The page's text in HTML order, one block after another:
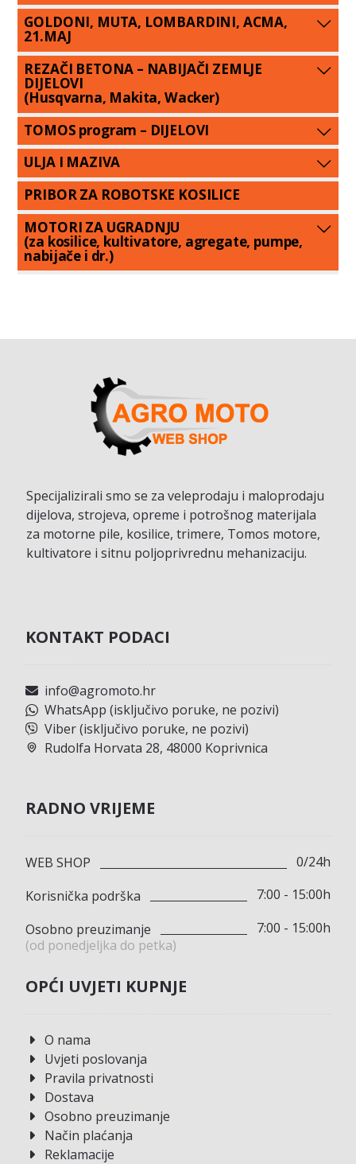
GOLDONI, MUTA, LOMBARDINI, ACMA,
21.MAJ
REZAČI BETONA – NABIJAČI ZEMLJE
DIJELOVI
(Husqvarna, Makita, Wacker)
TOMOS program – DIJELOVI
ULJA I MAZIVA
PRIBOR ZA ROBOTSKE KOSILICE
MOTORI ZA UGRADNJU
(za kosilice, kultivatore, agregate, pumpe,
nabijače i dr.)
Specijalizirali smo se za veleprodaju i maloprodaju
dijelova, strojeva, opreme i potrošnog materijala
za motorne pile, kosilice, trimere, Tomos motore,
kultivatore i sitnu poljoprivrednu mehanizaciju.
KONTAKT PODACI
info@agromoto.hr
WhatsApp (isključivo poruke, ne pozivi)
Viber (isključivo poruke, ne pozivi)
Rudolfa Horvata 28, 48000 Koprivnica
RADNO VRIJEME
WEB SHOP
0/24h
Korisnička podrška
7:00 - 15:00h
Osobno preuzimanje
(od ponedjeljka do petka)
7:00 - 15:00h
OPĆI UVJETI KUPNJE
O nama
Uvjeti poslovanja
Pravila privatnosti
Dostava
Osobno preuzimanje
Način plaćanja
Reklamacije